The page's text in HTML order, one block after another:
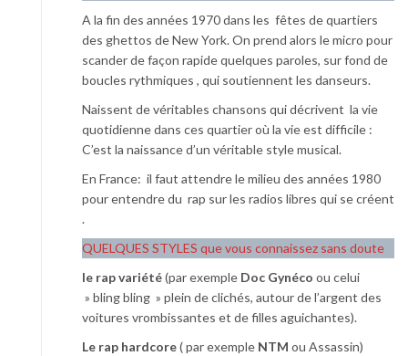
A la fin des années 1970 dans les fêtes de quartiers
des ghettos de New York. On prend alors le micro pour
scander de façon rapide quelques paroles, sur fond de
boucles rythmiques , qui soutiennent les danseurs.
Naissent de véritables chansons qui décrivent la vie
quotidienne dans ces quartier où la vie est difficile :
C’est la naissance d’un véritable style musical.
En France: il faut attendre le milieu des années 1980
pour entendre du rap sur les radios libres qui se créent
.
QUELQUES STYLES que vous connaissez sans doute
le rap variété(par exemple Doc Gynéco ou celui
» bling bling » plein de clichés, autour de l’argent des
voitures vrombissantes et de filles aguichantes).
Le rap hardcore( par exemple NTM ou Assassin)